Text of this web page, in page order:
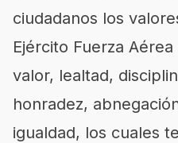
ciudadanos los
Ejército Fuerza
valor, lealtad,
honradez,
igualdad, los cuales